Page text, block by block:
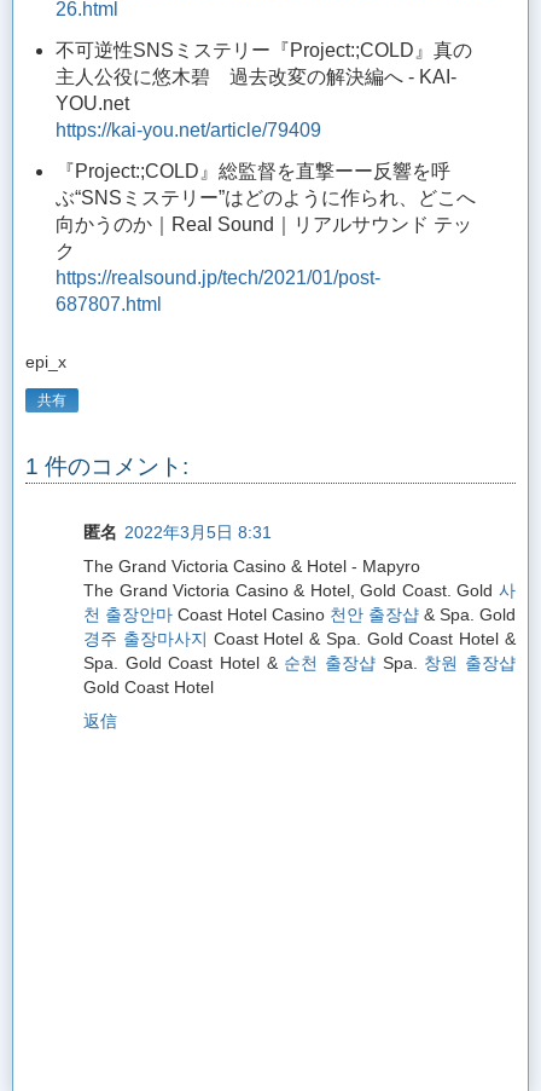
26.html
不可逆性SNSミステリー『Project:;COLD』真の
主人公役に悠木碧 過去改変の解決編へ - KAI-
YOU.net
https://kai-you.net/article/79409
『Project:;COLD』総監督を直撃ーー反響を呼
ぶ“SNSミステリー”はどのように作られ、どこへ
向かうのか｜Real Sound｜リアルサウンド テッ
ク
https://realsound.jp/tech/2021/01/post-
687807.html
epi_x
共有
1 件のコメント:
匿名 2022年3月5日 8:31
The Grand Victoria Casino & Hotel - Mapyro
The Grand Victoria Casino & Hotel, Gold Coast. Gold 사
천 출장안마 Coast Hotel Casino 천안 출장샵 & Spa. Gold
경주 출장마사지 Coast Hotel & Spa. Gold Coast Hotel &
Spa. Gold Coast Hotel & 순천 출장샵 Spa. 창원 출장샵
Gold Coast Hotel
返信